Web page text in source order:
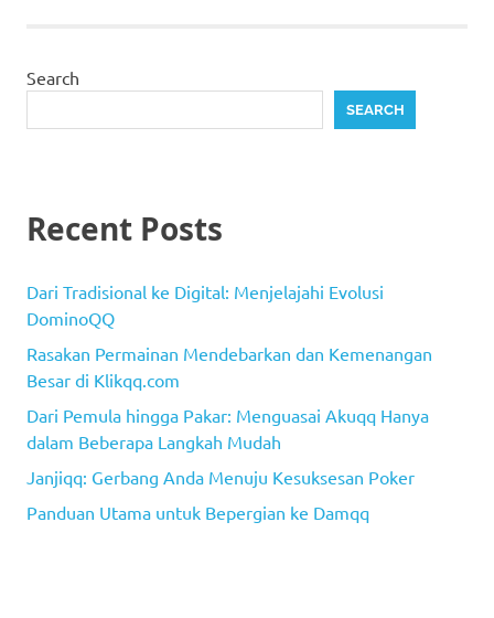
Search
SEARCH
Recent Posts
Dari Tradisional ke Digital: Menjelajahi Evolusi
DominoQQ
Rasakan Permainan Mendebarkan dan Kemenangan
Besar di Klikqq.com
Dari Pemula hingga Pakar: Menguasai Akuqq ​​Hanya
dalam Beberapa Langkah Mudah
Janjiqq: Gerbang Anda Menuju Kesuksesan Poker
Panduan Utama untuk Bepergian ke Damqq